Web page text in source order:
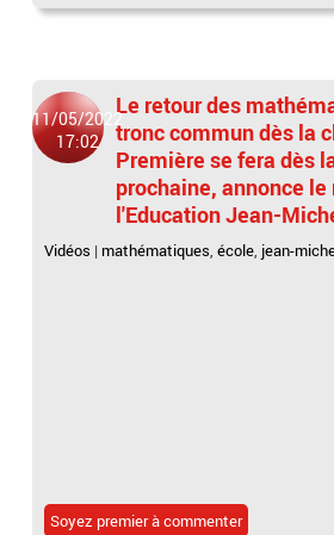
11/05/2022
17:02
Le retour des
tronc commun dès la
Première se fera dès
prochaine, annonce
l'Education Jean-
Vidéos | mathématiques,école, jean-
Soyez premier à commenter